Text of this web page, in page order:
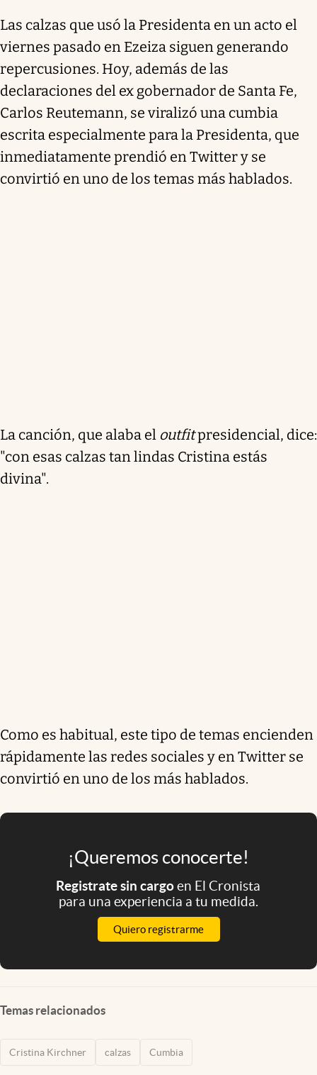
Las calzas que usó la Presidenta en un acto el
viernes pasado en Ezeiza siguen generando
repercusiones. Hoy, además de las
declaraciones del ex gobernador de Santa Fe,
Carlos Reutemann, se viralizó una cumbia
escrita especialmente para la Presidenta, que
inmediatamente prendió en Twitter y se
convirtió en uno de los temas más hablados.
La canción, que alaba el outfitpresidencial, dice:
"con esas calzas tan lindas Cristina estás
divina".
Como es habitual, este tipo de temas encienden
rápidamente las redes sociales y en Twitter se
convirtió en uno de los más hablados.
¡Queremos conocerte!
Registrate sin cargoen El Cronista
para una experiencia a tu medida.
Quiero registrarme
Temas relacionados
Cristina Kirchner calzas Cumbia